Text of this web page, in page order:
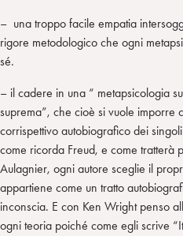
– una troppo facile empatia
rigore metodologico che ogni
sé.
– il cadere in una “ metapsicologia
suprema”, che cioè si vuole imporre
corrispettivo autobiografico dei
come ricorda Freud, e come tratterà
Aulagnier, ogni autore sceglie il
appartiene come un tratto
inconscia. E con Ken Wright penso
ogni teoria poiché come egli scrive